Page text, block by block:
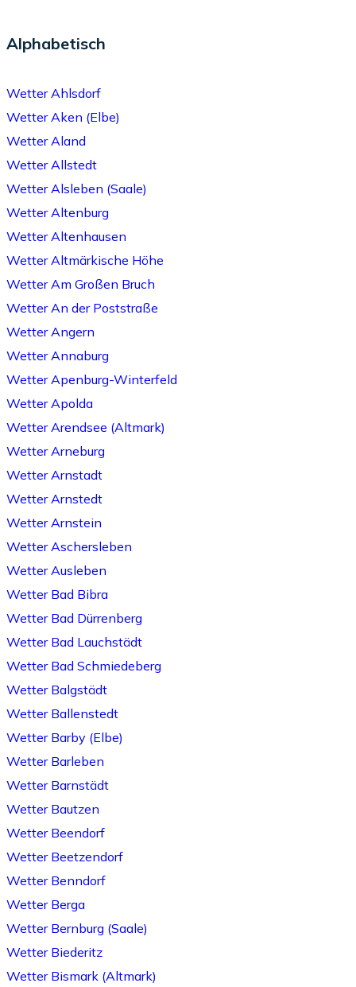
Alphabetisch
Wetter Ahlsdorf
Wetter Aken (Elbe)
Wetter Aland
Wetter Allstedt
Wetter Alsleben (Saale)
Wetter Altenburg
Wetter Altenhausen
Wetter Altmärkische Höhe
Wetter Am Großen Bruch
Wetter An der Poststraße
Wetter Angern
Wetter Annaburg
Wetter Apenburg-Winterfeld
Wetter Apolda
Wetter Arendsee (Altmark)
Wetter Arneburg
Wetter Arnstadt
Wetter Arnstedt
Wetter Arnstein
Wetter Aschersleben
Wetter Ausleben
Wetter Bad Bibra
Wetter Bad Dürrenberg
Wetter Bad Lauchstädt
Wetter Bad Schmiedeberg
Wetter Balgstädt
Wetter Ballenstedt
Wetter Barby (Elbe)
Wetter Barleben
Wetter Barnstädt
Wetter Bautzen
Wetter Beendorf
Wetter Beetzendorf
Wetter Benndorf
Wetter Berga
Wetter Bernburg (Saale)
Wetter Biederitz
Wetter Bismark (Altmark)